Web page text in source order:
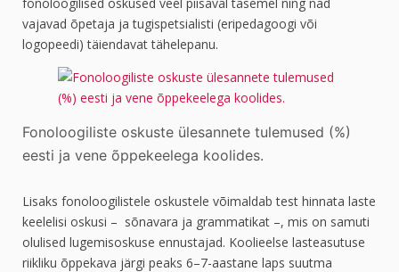
vajavad õpetaja ja tugispetsialisti (eripedagoogi või
logopeedi) täiendavat tähelepanu.
Fonoloogiliste oskuste ülesannete tulemused (%)
eesti ja vene õppekeelega koolides.
Lisaks fonoloogilistele oskustele võimaldab test hinnata laste
keelelisi oskusi – sõnavara ja grammatikat –, mis on samuti
olulised lugemisoskuse ennustajad. Koolieelse lasteasutuse
riikliku õppekava järgi peaks 6–7-aastane laps suutma